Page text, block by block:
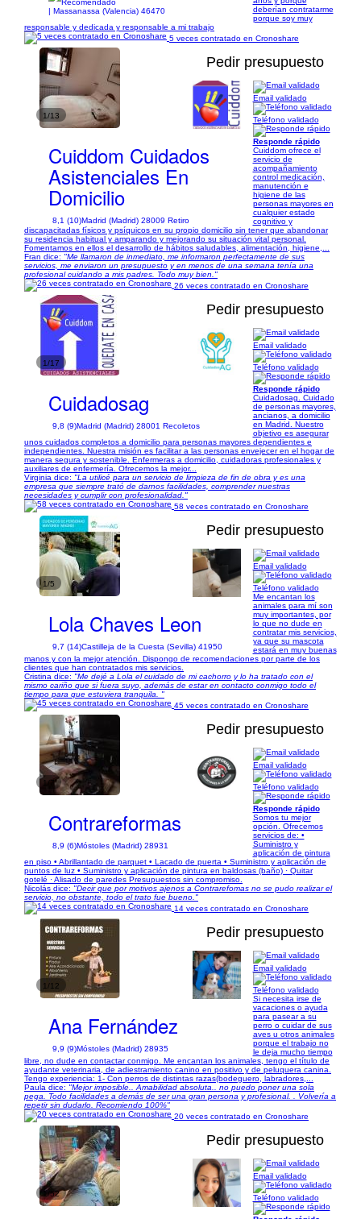
| Massanassa (Valencia) 46470
deberían contratarme
porque soy muy
responsable y dedicada y responsable a mi trabajo
5 veces contratado en Cronoshare
1/13
Pedir presupuesto
Cuiddom Cuidados
Asistenciales En
Domicilio
8,1 (10)Madrid (Madrid) 28009 Retiro
Email validado
Teléfono validado
Responde rápido
Cuiddom ofrece el
servicio de
acompañamiento
control medicación,
manutención e
higiene de las
personas mayores en
cualquier estado
cognitivo y
discapacitadas físicos y psíquicos en su propio domicilio sin tener que abandonar
su residencia habitual y amparando y mejorando su situación vital personal.
Fomentamos en ellos el desarrollo de hábitos saludables, alimentación, higiene,...
Fran dice: "Me llamaron de inmediato, me informaron perfectamente de sus
servicios, me enviaron un presupuesto y en menos de una semana tenía una
profesional cuidando a mis padres. Todo muy bien."
26 veces contratado en Cronoshare
1/17
Pedir presupuesto
Cuidadosag
9,8 (9)Madrid (Madrid) 28001 Recoletos
Email validado
Teléfono validado
Responde rápido
Cuidadosag. Cuidado
de personas mayores,
ancianos, a domicilio
en Madrid. Nuestro
objetivo es asegurar
unos cuidados completos a domicilio para personas mayores dependientes e
independientes. Nuestra misión es facilitar a las personas envejecer en el hogar de
manera segura y sostenible. Enfermeras a domicilio, cuidadoras profesionales y
auxiliares de enfermería. Ofrecemos la mejor...
Virginia dice: "La utilicé para un servicio de limpieza de fin de obra y es una
empresa que siempre trató de darnos facilidades, comprender nuestras
necesidades y cumplir con profesionalidad."
58 veces contratado en Cronoshare
1/5
Pedir presupuesto
Lola Chaves Leon
9,7 (14)Castilleja de la Cuesta (Sevilla) 41950
Email validado
Teléfono validado
Me encantan los
animales para mí son
muy importantes, por
lo que no dude en
contratar mis servicios,
ya que su mascota
estará en muy buenas
manos y con la mejor atención. Dispongo de recomendaciones por parte de los
clientes que han contratados mis servicios.
Cristina dice: "Me dejé a Lola el cuidado de mi cachorro y lo ha tratado con el
mismo cariño que si fuera suyo, además de estar en contacto conmigo todo el
tiempo para que estuviera tranquila. "
45 veces contratado en Cronoshare
1/7
Pedir presupuesto
Contrareformas
8,9 (6)Móstoles (Madrid) 28931
Email validado
Teléfono validado
Responde rápido
Somos tu mejor
opción. Ofrecemos
servicios de: •
Suministro y
aplicación de pintura
en piso • Abrillantado de parquet • Lacado de puerta • Suministro y aplicación de
puntos de luz • Suministro y aplicación de pintura en baldosas (baño) · Quitar
gotelé · Alisado de paredes Presupuestos sin compromiso.
Nicolás dice: "Decir que por motivos ajenos a Contrarefomas no se pudo realizar el
servicio, no obstante, todo el trato fue bueno."
14 veces contratado en Cronoshare
1/12
Pedir presupuesto
Ana Fernández
9,9 (9)Móstoles (Madrid) 28935
Email validado
Teléfono validado
Si necesita irse de
vacaciones o ayuda
para pasear a su
perro o cuidar de sus
aves u otros animales
porque el trabajo no
le deja mucho tiempo
libre, no dude en contactar conmigo. Me encantan los animales, tengo el título de
ayudante veterinaria, de adiestramiento canino en positivo y de peluquera canina.
Tengo experiencia: 1- Con perros de distintas razas(bodeguero, labradores,...
Paula dice: "Mejor imposible.. Amabilidad absoluta.. no puedo poner una sola
pega. Todo facilidades a demás de ser una gran persona y profesional. . Volvería a
repetir sin dudarlo. Recomiendo 100%"
20 veces contratado en Cronoshare
1/52
Pedir presupuesto
Email validado
Teléfono validado